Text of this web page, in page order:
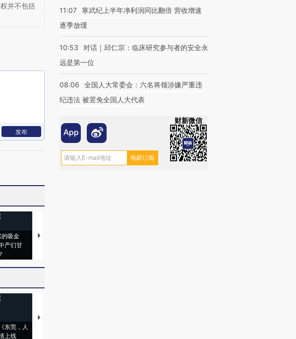
并不包括
发布
的吸金
产们甘
马航飞行员跨国走私7万
东莞，人
上线
【推广】走进第四届链博
11:07
寒武纪上半年净利润同比翻倍 营收增速
逐季放缓
10:53
对话｜邱仁宗：临床研究参与者的安全永
远是第一位
08:06
全国人大常委会：六名将领涉嫌严重违
纪违法 被罢免全国人大代表
财新微信